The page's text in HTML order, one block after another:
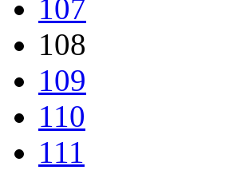
107
108
109
110
111